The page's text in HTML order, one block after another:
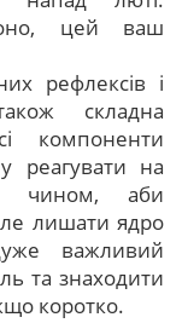
цей ваш
рефлексів і
складна
компоненти
реагувати на
чином, аби
лишати ядро
важливий
та знаходити
коротко.